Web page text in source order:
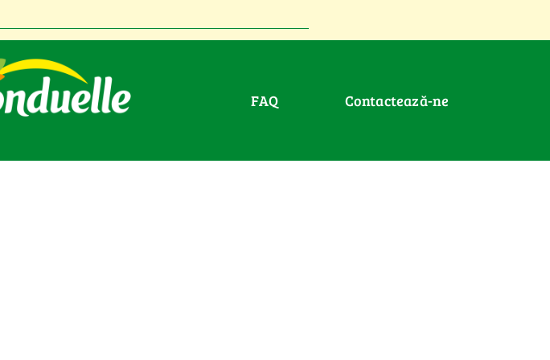
FAQ Contactează-ne